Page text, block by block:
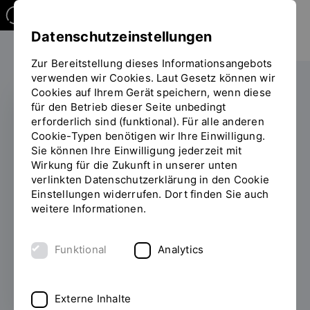
START-UP
Gut abgeschlossen
17.05.2023Ein zweifach gesichertes
Nabenschloss fürs E-Bike: Die drei Gründer
Pilotphase, die den Durchbruch im Pedelec-
Markt verspricht.
Datenschutzeinstellungen
Zur Bereitstellung dieses Informationsangebots
verwenden wir Cookies. Laut Gesetz können wir
Cookies auf Ihrem Gerät speichern, wenn diese
für den Betrieb dieser Seite unbedingt
erforderlich sind (funktional). Für alle anderen
Cookie-Typen benötigen wir Ihre Einwilligung.
Sie können Ihre Einwilligung jederzeit mit
Wirkung für die Zukunft in unserer unten
verlinkten Datenschutzerklärung in den Cookie
Einstellungen widerrufen. Dort finden Sie auch
weitere Informationen.
Funktional Analytics
Externe Inhalte